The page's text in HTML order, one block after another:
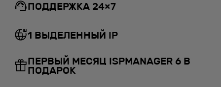
ПОДДЕРЖКА 24×7
1 ВЫДЕЛЕННЫЙ IP
ПЕРВЫЙ МЕСЯЦ ISPMANAGER 6 В
ПОДАРОК